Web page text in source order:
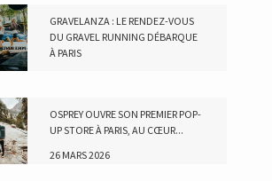
GRAVELANZA : LE RENDEZ-VOUS
DU GRAVEL RUNNING DÉBARQUE
À PARIS
OSPREY OUVRE SON PREMIER POP-
UP STORE À PARIS, AU CŒUR...
26 MARS 2026